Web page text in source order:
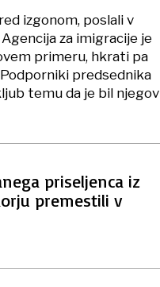
izgonom, poslali v
za imigracije je
primeru, hkrati pa
predsednika
temu da je bil njegov
priseljenca iz
premestili v